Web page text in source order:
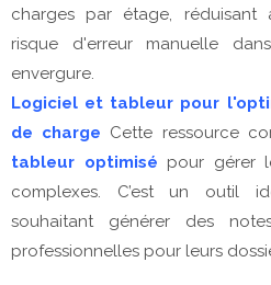
charges par étage, réduisant
risque d'erreur manuelle
envergure.
Logiciel et tableur pour
de charge Cette ressource
tableur optimisé pour gérer
complexes. C’est un outil
souhaitant générer des
professionnelles pour leurs